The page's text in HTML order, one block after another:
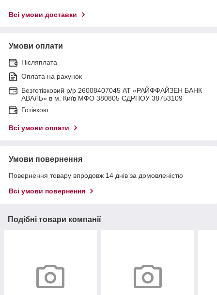
Всі умови доставки
Умови оплати
Післяплата
Оплата на рахунок
Безготівковий р/р 26008407045 АТ «РАЙФФАЙЗЕН БАНК
АВАЛЬ» в м. Київ МФО 380805 ЄДРПОУ 38753109
Готівкою
Всі умови оплати
Умови повернення
Повернення товару впродовж 14 днів за домовленістю
Всі умови повернення
Подібні товари компанії